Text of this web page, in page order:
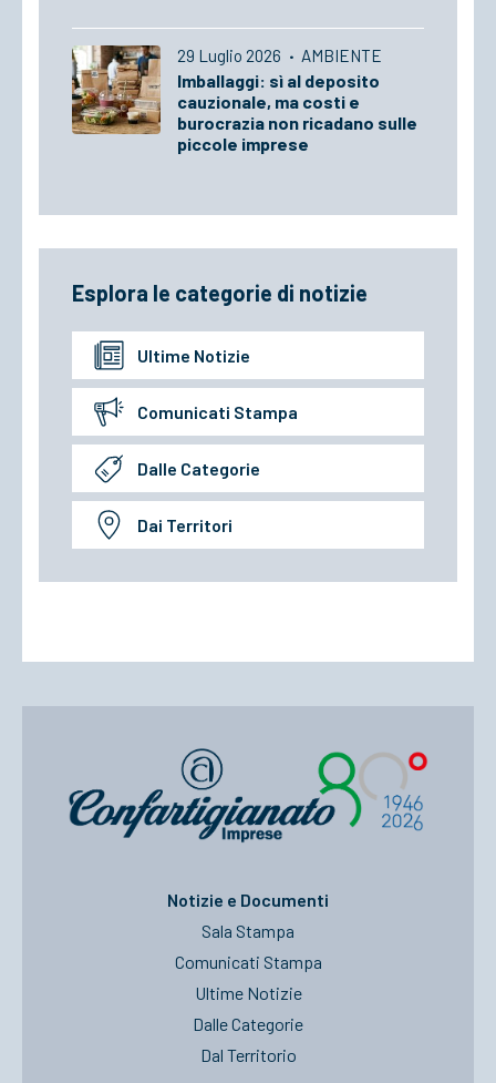
29 Luglio 2026 · AMBIENTE
Imballaggi: sì al deposito
cauzionale, ma costi e
burocrazia non ricadano sulle
piccole imprese
Esplora le categorie di notizie
Ultime Notizie
Comunicati Stampa
Dalle Categorie
Dai Territori
Notizie e Documenti
Sala Stampa
Comunicati Stampa
Ultime Notizie
Dalle Categorie
Dal Territorio